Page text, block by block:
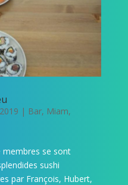
| Bar, Miam,
membres se sont
sushi
par François, Hubert,